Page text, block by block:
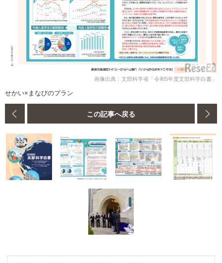
画像出典：文部科学省「令和5年度文部科学白書」
せかい×まなびのプラン
この記事へ戻る